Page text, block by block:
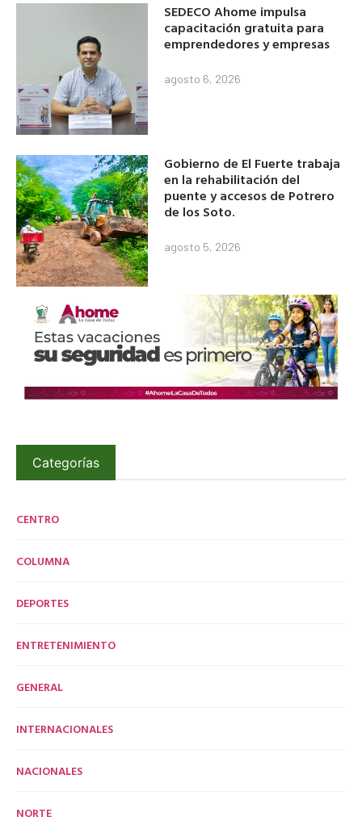
SEDECO Ahome impulsa
capacitación gratuita para
emprendedores y empresas
agosto 6, 2026
Gobierno de El Fuerte trabaja
en la rehabilitación del
puente y accesos de Potrero
de los Soto.
agosto 5, 2026
Categorías
CENTRO
COLUMNA
DEPORTES
ENTRETENIMIENTO
GENERAL
INTERNACIONALES
NACIONALES
NORTE